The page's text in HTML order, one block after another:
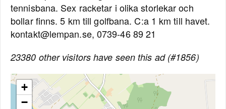
tennisbana. Sex racketar i olika storlekar och
bollar finns. 5 km till golfbana. C:a 1 km till havet.
kontakt@lempan.se, 0739-46 89 21
23380 other visitors have seen this ad (#1856)
+
−